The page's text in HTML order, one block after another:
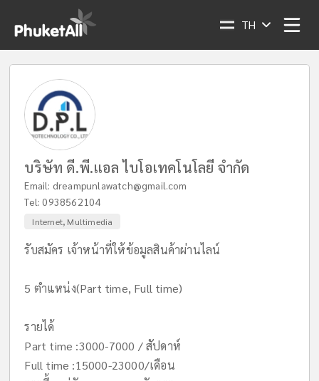
TH
บริษัท ดี.พี.แอล ไบโอเทคโนโลยี จำกัด
Email: dreampunlawatch@gmail.com
Tel:0938562104
Internet, Multimedia
รับสมัคร เจ้าหน้าที่ให้ข้อมูลสินค้าผ่านไลน์
5 ตำแหน่ง(Part time, Full time)
รายได้
Part time :3000-7000 / สัปดาห์
Full time :15000-23000/เดือน